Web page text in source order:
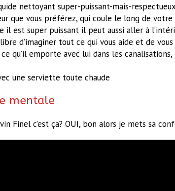
nettoyant super-puissant-mais-
que vous préférez, qui coule le long de
il est super puissant il peut aussi aller à
d’imaginer tout ce qui vous aide et de
qu’il emporte avec lui dans les canalisations,
une serviette toute chaude
mentale
Finel c’est ça? OUI, bon alors je mets sa